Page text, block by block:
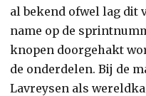
al bekend ofwel lag dit
name op de
knopen doorgehakt
de onderdelen. Bij de
Lavreysen als